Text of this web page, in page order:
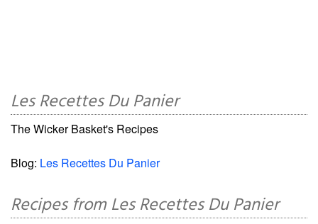
Les Recettes Du Panier
The Wicker Basket's Recipes
Blog: Les Recettes Du Panier
Recipes from Les Recettes Du Panier